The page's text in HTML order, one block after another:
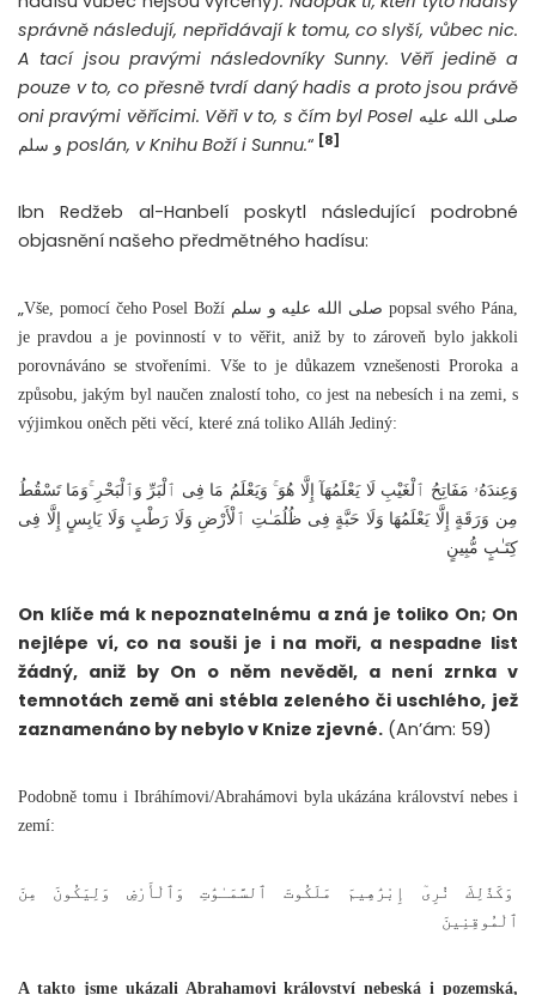
správně následují, nepřidávají k tomu, co slyší, vůbec nic.
A tací jsou pravými následovníky Sunny. Věří jedině a
pouze v to, co přesně tvrdí daný hadis a proto jsou právě
oni pravými věřícimi. Věři v to, s čím byl Posel
poslán, v Knihu Boží i Sunnu.“ [8]
Ibn Redžeb al-Hanbelí poskytl následující podrobné
objasnění našeho předmětného hadísu:
„Vše, pomocí čeho Posel Boží صلى الله عليه و سلم popsal svého Pána,
je pravdou a je povinností v to věřit, aniž by to zároveň bylo jakkoli
porovnáváno se stvořeními. Vše to je důkazem vznešenosti Proroka a
způsobu, jakým byl naučen znalostí toho, co jest na nebesích i na zemi, s
výjimkou oněch pěti věcí, které zná toliko Alláh Jediný:
وَعِندَهُۥ مَفَاتِحُ ٱلْغَيْبِ لَا يَعْلَمُهَآ إِلَّا هُوَ ۚ وَيَعْلَمُ مَا فِى ٱلْبَرِّ وَٱلْبَحْرِ ۚوَمَا تَسْقُطُ
مِن وَرَقَةٍ إِلَّا يَعْلَمُهَا وَلَا حَبَّةٍ فِى ظُلُمَـٰتِ ٱلْأَرْضِ وَلَا رَطْبٍ وَلَا يَابِسٍ إِلَّا فِى
كِتَـٰبٍ مُّبِينٍ
On klíče má k nepoznatelnému a zná je toliko On; On
nejlépe ví, co na souši je i na moři, a nespadne list
žádný, aniž by On o něm nevěděl, a není zrnka v
temnotách země ani stébla zeleného či uschlého, jež
zaznamenáno by nebylo v Knize zjevné. (An’ám: 59)
Podobně tomu i Ibráhímovi/Abrahámovi byla ukázána království nebes i
zemí:
وَكَذَٰلِكَ نُرِىٓ إِبْرَٰهِيمَ مَلَكُوتَ ٱلسَّمَـٰوَٰتِ وَٱلْأَرْضِ وَلِيَكُونَ مِنَ
ٱلْمُوقِنِينَ
A takto jsme ukázali Abrahamovi království nebeská i pozemská,